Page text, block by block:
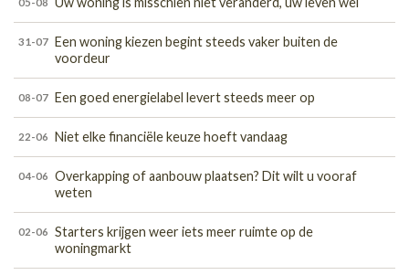
31-07 Een woning kiezen begint steeds vaker buiten de
voordeur
08-07 Een goed energielabel levert steeds meer op
22-06 Niet elke financiële keuze hoeft vandaag
04-06
Overkapping of aanbouw plaatsen? Dit wilt u vooraf
weten
02-06
Starters krijgen weer iets meer ruimte op de
woningmarkt